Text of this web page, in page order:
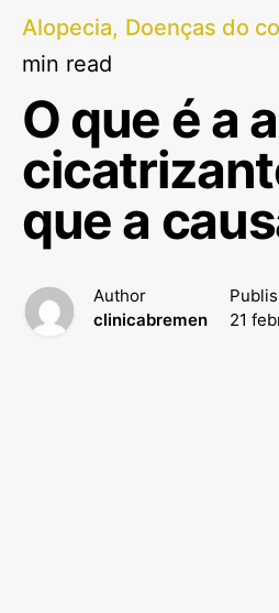
Alopecia Doenças do
min read
O que é a
que a
Author
clinicabremen
21